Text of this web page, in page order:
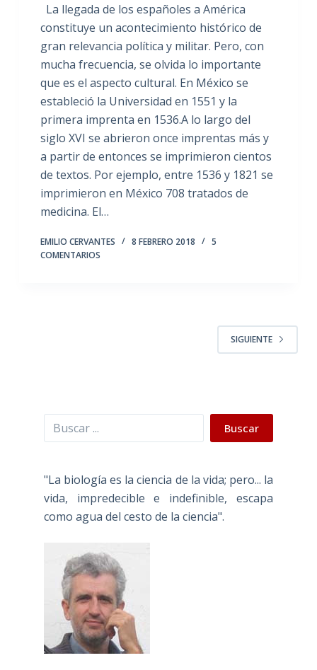
La llegada de los españoles a América
constituye un acontecimiento histórico de
gran relevancia política y militar. Pero, con
mucha frecuencia, se olvida lo importante
que es el aspecto cultural. En México se
estableció la Universidad en 1551 y la
primera imprenta en 1536.A lo largo del
siglo XVI se abrieron once imprentas más y
a partir de entonces se imprimieron cientos
de textos. Por ejemplo, entre 1536 y 1821 se
imprimieron en México 708 tratados de
medicina. El…
EMILIO CERVANTES 8 FEBRERO 2018
5
COMENTARIOS
SIGUIENTE
Buscar Buscar
"La biología es la ciencia de la vida; pero... la
vida, impredecible e indefinible, escapa
como agua del cesto de la ciencia".